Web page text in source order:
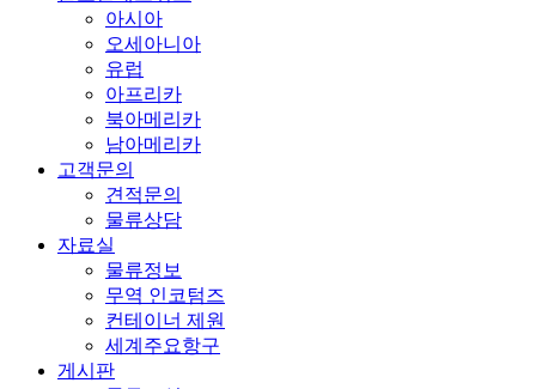
아시아
오세아니아
유럽
아프리카
북아메리카
남아메리카
고객문의
견적문의
물류상담
자료실
물류정보
무역 인코텀즈
컨테이너 제원
세계주요항구
게시판